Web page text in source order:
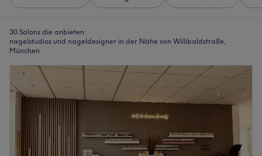
30 Salons die anbieten:
nagelstudios und nageldesigner in der Nähe von Willibaldstraße,
München